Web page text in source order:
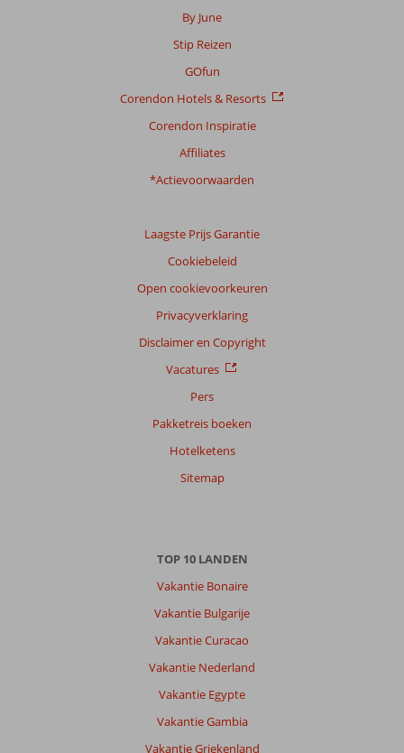
By June
Stip Reizen
GOfun
Corendon Hotels & Resorts
Corendon Inspiratie
Affiliates
*Actievoorwaarden
Laagste Prijs Garantie
Cookiebeleid
Open cookievoorkeuren
Privacyverklaring
Disclaimer en Copyright
Vacatures
Pers
Pakketreis boeken
Hotelketens
Sitemap
TOP 10 LANDEN
Vakantie Bonaire
Vakantie Bulgarije
Vakantie Curacao
Vakantie Nederland
Vakantie Egypte
Vakantie Gambia
Vakantie Griekenland